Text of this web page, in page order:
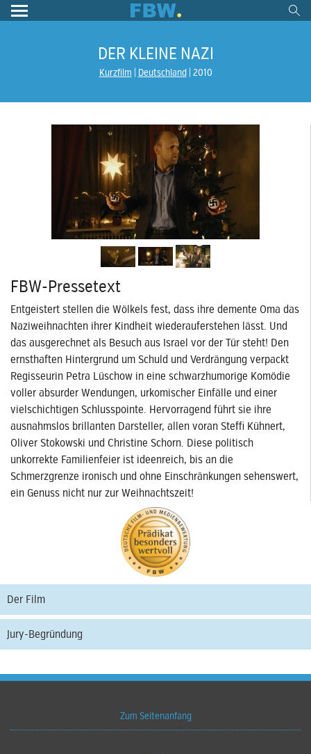
DER KLEINE NAZI
Kurzfilm Deutschland 2010
FBW-Pressetext
Entgeistert stellen die Wölkels fest, dass ihre demente Oma das
Naziweihnachten ihrer Kindheit wiederauferstehen lässt. Und
das ausgerechnet als Besuch aus Israel vor der Tür steht! Den
ernsthaften Hintergrund um Schuld und Verdrängung verpackt
Regisseurin Petra Lüschow in eine schwarzhumorige Komödie
voller absurder Wendungen, urkomischer Einfälle und einer
vielschichtigen Schlusspointe. Hervorragend führt sie ihre
ausnahmslos brillanten Darsteller, allen voran Steffi Kühnert,
Oliver Stokowski und Christine Schorn. Diese politisch
unkorrekte Familienfeier ist ideenreich, bis an die
Schmerzgrenze ironisch und ohne Einschränkungen sehenswert,
ein Genuss nicht nur zur Weihnachtszeit!
Der Film
Jury-Begründung
Zum Seitenanfang